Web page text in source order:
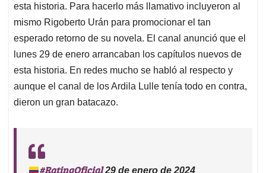
esta historia. Para hacerlo más llamativo incluyeron al
mismo Rigoberto Urán para promocionar el tan
esperado retorno de su novela. El canal anunció que el
lunes 29 de enero arrancaban los capítulos nuevos de
esta historia. En redes mucho se habló al respecto y
aunque el canal de los Ardila Lulle tenía todo en contra,
dieron un gran batacazo.
#RatingOficial29 de enero de 2024